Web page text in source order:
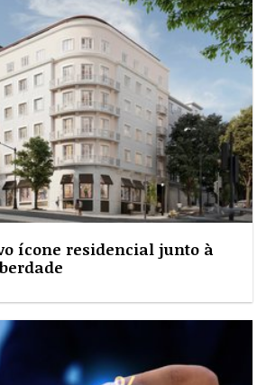
ícone residencial junto à